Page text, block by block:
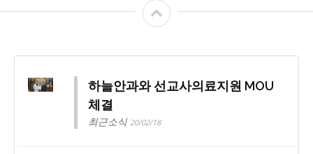
하늘안과와 선교사의료지원 MOU
체결
최근소식 20/02/18